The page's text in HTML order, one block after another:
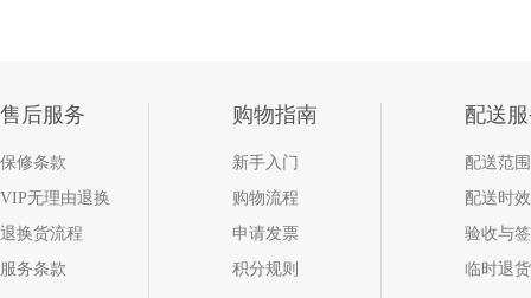
售后服务
保修条款
VIP无理由退换
退换货流程
服务条款
购物指南
新手入门
购物流程
申请发票
积分规则
配送
配送范围
配送时效
验收与
临时退货